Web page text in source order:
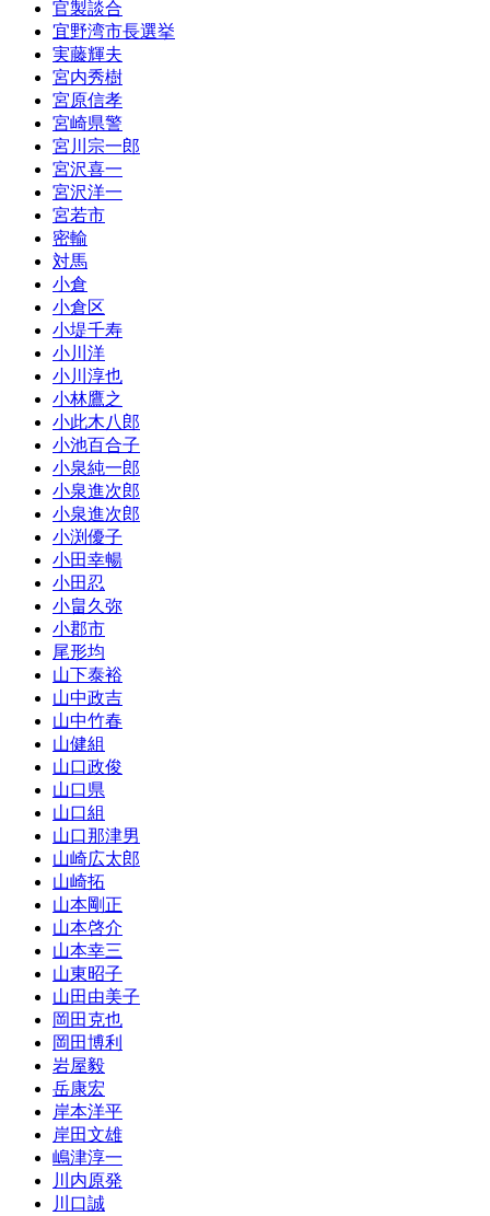
官製談合
宜野湾市長選挙
実藤輝夫
宮内秀樹
宮原信孝
宮崎県警
宮川宗一郎
宮沢喜一
宮沢洋一
宮若市
密輸
対馬
小倉
小倉区
小堤千寿
小川洋
小川淳也
小林鷹之
小此木八郎
小池百合子
小泉純一郎
小泉進次郎
小泉進次郎
小渕優子
小田幸暢
小田忍
小畠久弥
小郡市
尾形均
山下泰裕
山中政吉
山中竹春
山健組
山口政俊
山口県
山口組
山口那津男
山崎広太郎
山崎拓
山本剛正
山本啓介
山本幸三
山東昭子
山田由美子
岡田克也
岡田博利
岩屋毅
岳康宏
岸本洋平
岸田文雄
嶋津淳一
川内原発
川口誠